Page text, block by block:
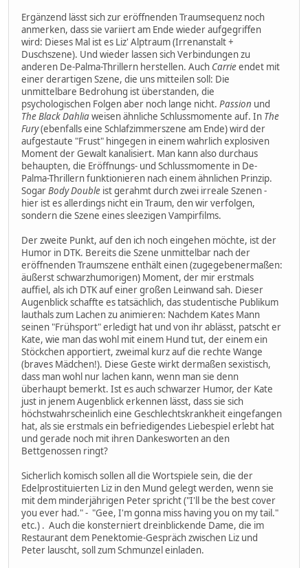
Ergänzend lässt sich zur eröffnenden Traumsequenz noch
anmerken, dass sie variiert am Ende wieder aufgegriffen
wird: Dieses Mal ist es Liz' Alptraum (Irrenanstalt +
Duschszene). Und wieder lassen sich Verbindungen zu
anderen De-Palma-Thrillern herstellen. Auch Carrieendet mit
einer derartigen Szene, die uns mitteilen soll: Die
unmittelbare Bedrohung ist überstanden, die
psychologischen Folgen aber noch lange nicht. Passion und
The Black Dahliaweisen ähnliche Schlussmomente auf. In The
Fury(ebenfalls eine Schlafzimmerszene am Ende) wird der
aufgestaute "Frust" hingegen in einem wahrlich explosiven
Moment der Gewalt kanalisiert. Man kann also durchaus
behaupten, die Eröffnungs- und Schlussmomente in De-
Palma-Thrillern funktionieren nach einem ähnlichen Prinzip.
SogarBody Double ist gerahmt durch zwei irreale Szenen -
hier ist es allerdings nicht ein Traum, den wir verfolgen,
sondern die Szene eines sleezigen Vampirfilms.
Der zweite Punkt, auf den ich noch eingehen möchte, ist der
Humor in DTK. Bereits die Szene unmittelbar nach der
eröffnenden Traumszene enthält einen (zugegebenermaßen:
äußerst schwarzhumorigen) Moment, der mir erstmals
auffiel, als ich DTK auf einer großen Leinwand sah. Dieser
Augenblick schaffte es tatsächlich, das studentische Publikum
lauthals zum Lachen zu animieren: Nachdem Kates Mann
seinen "Frühsport" erledigt hat und von ihr ablässt, patscht er
Kate, wie man das wohl mit einem Hund tut, der einem ein
Stöckchen apportiert, zweimal kurz auf die rechte Wange
(braves Mädchen!). Diese Geste wirkt dermaßen sexistisch,
dass man wohl nur lachen kann, wenn man sie denn
überhaupt bemerkt. Ist es auch schwarzer Humor, der Kate
just in jenem Augenblick erkennen lässt, dass sie sich
höchstwahrscheinlich eine Geschlechtskrankheit eingefangen
hat, als sie erstmals ein befriedigendes Liebespiel erlebt hat
und gerade noch mit ihren Dankesworten an den
Bettgenossen ringt?
Sicherlich komisch sollen all die Wortspiele sein, die der
Edelprostituierten Liz in den Mund gelegt werden, wenn sie
mit dem minderjährigen Peter spricht ("I'll be the best cover
you ever had." - "Gee, I'm gonna miss having you on my tail."
etc.) . Auch die konsterniert dreinblickende Dame, die im
Restaurant dem Penektomie-Gespräch zwischen Liz und
Peter lauscht, soll zum Schmunzel einladen.